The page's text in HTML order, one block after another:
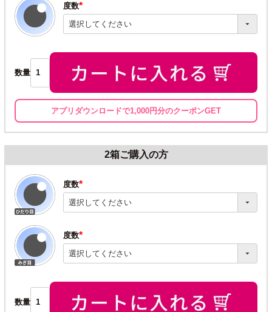
度数
(必
須)
数量
アプリダウンロードで1,000円分のクーポンGET
2箱ご購入の方
度数
(必
須)
度数
(必
須)
数量